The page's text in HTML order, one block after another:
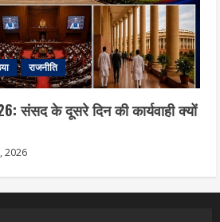
राजनीति
संसद के दूसरे दिन की कार्यवाही क्यों
2026